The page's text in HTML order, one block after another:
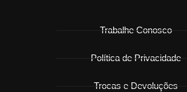
Trabalhe Conosco
Política de Privacidade
Trocas e Devoluções